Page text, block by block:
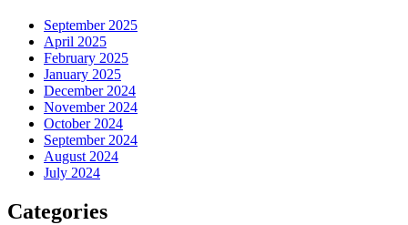
September 2025
April 2025
February 2025
January 2025
December 2024
November 2024
October 2024
September 2024
August 2024
July 2024
Categories